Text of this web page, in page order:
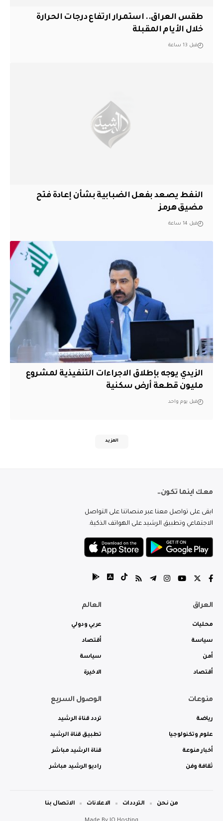
طقس العراق.. استمرار ارتفاع درجات الحرارة
خلال الأيام المقبلة
قبل 13 ساعة
النفط يصعد بفعل الضبابية بشأن إعادة فتح
مضيق هرمز
قبل 14 ساعة
الزيدي يوجه بإطلاق الاجراءات التنفيذية لمشروع
مليون قطعة أرض سكنية
قبل يوم واحد
المزيد
معك اينما تكون..
ابقى على تواصل معنا عبر منصاتنا على التواصل
الاجتماعي وتطبيق الرشيد على الهواتف الذكية.
العراق
محليات
سياسة
أمن
أقتصاد
العالم
عربي ودولي
أقتصاد
سياسة
الاخيرة
منوعات
رياضة
علوم وتكنولوجيا
أخبار منوعة
ثقافة وفن
الوصول السريع
تردد قناة الرشيد
تطبيق قناة الرشيد
قناة الرشيد مباشر
راديو الرشيد مباشر
من نحن الترددات الاعلانات الاتصال بنا